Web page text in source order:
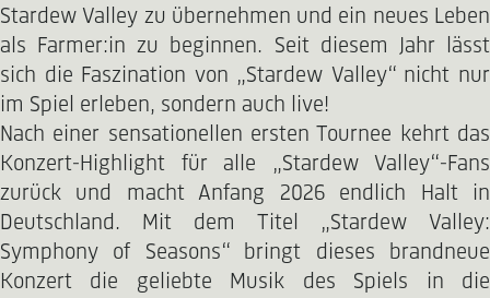
Stardew Valley zu übernehmen und ein neues Leben
als Farmer:in zu beginnen. Seit diesem Jahr lässt
sich die Faszination von „Stardew Valley“ nicht nur
im Spiel erleben, sondern auch live!
Nach einer sensationellen ersten Tournee kehrt das
Konzert-Highlight für alle „Stardew Valley“-Fans
zurück und macht Anfang 2026 endlich Halt in
Deutschland. Mit dem Titel „Stardew Valley:
Symphony of Seasons“ bringt dieses brandneue
Konzert die geliebte Musik des Spiels in die